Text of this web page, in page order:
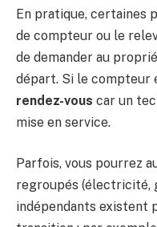
En pratique, certaines
de compteur ou le
de demander au
départ. Si le compteur
rendez-vous car un
mise en service.
Parfois, vous pourrez
regroupés (électricité,
indépendants existent